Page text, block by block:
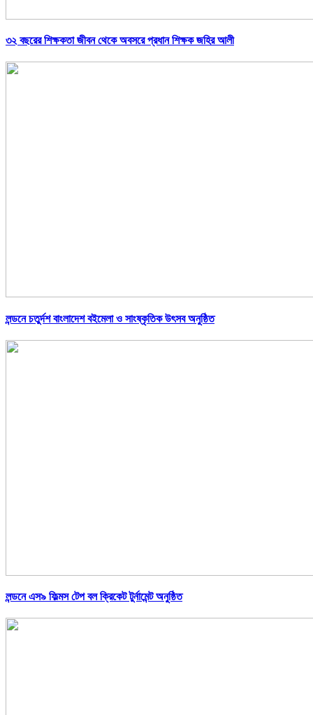
৩২ বছরের শিক্ষকতা জীবন থেকে অবসরে প্রধান শিক্ষক জহির আলী
লন্ডনে চতুর্দশ বাংলাদেশ বইমেলা ও সাংষ্কৃতিক উৎসব অনুষ্ঠিত
লন্ডনে এস৯ ফিল্মস টেপ বল ক্রিকেট টুর্নামেন্ট অনুষ্ঠিত